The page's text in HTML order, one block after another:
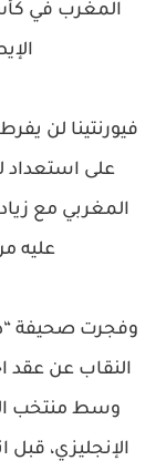
المغرب في كأس
فيورنتينا لن
على استعداد
المغربي مع
عليه
وفجرت صحيفة
النقاب عن عقد
وسط منتخب